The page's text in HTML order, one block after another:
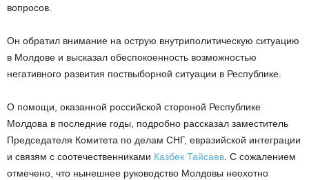
вопросов.
Он обратил внимание на острую внутриполитическую ситуацию
в Молдове и высказал обеспокоенность возможностью
негативного развития поствыборной ситуации в Республике.
О помощи, оказанной российской стороной Республике
Молдова в последние годы, подробно рассказал заместитель
Председателя Комитета по делам СНГ, евразийской интеграции
и связям с соотечественниками Казбек Тайсаев. С сожалением
отмечено, что нынешнее руководство Молдовы неохотно